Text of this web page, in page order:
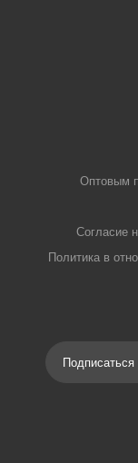
Оптовым
Согласие
Политика в